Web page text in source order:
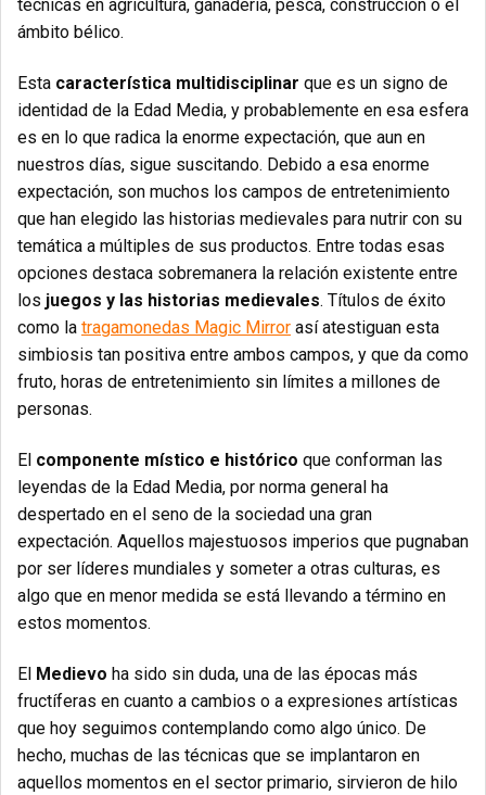
técnicas en agricultura, ganadería, pesca, construcción o el
ámbito bélico.
Esta característica multidisciplinar que es un signo de
identidad de la Edad Media, y probablemente en esa esfera
es en lo que radica la enorme expectación, que aun en
nuestros días, sigue suscitando. Debido a esa enorme
expectación, son muchos los campos de entretenimiento
que han elegido las historias medievales para nutrir con su
temática a múltiples de sus productos. Entre todas esas
opciones destaca sobremanera la relación existente entre
los juegos y las historias medievales. Títulos de éxito
como la tragamonedas Magic Mirror así atestiguan esta
simbiosis tan positiva entre ambos campos, y que da como
fruto, horas de entretenimiento sin límites a millones de
personas.
El componente místico e histórico que conforman las
leyendas de la Edad Media, por norma general ha
despertado en el seno de la sociedad una gran
expectación. Aquellos majestuosos imperios que pugnaban
por ser líderes mundiales y someter a otras culturas, es
algo que en menor medida se está llevando a término en
estos momentos.
El Medievo ha sido sin duda, una de las épocas más
fructíferas en cuanto a cambios o a expresiones artísticas
que hoy seguimos contemplando como algo único. De
hecho, muchas de las técnicas que se implantaron en
aquellos momentos en el sector primario, sirvieron de hilo